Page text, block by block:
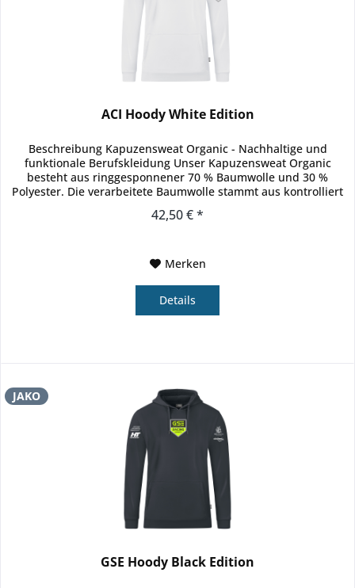
ACI Hoody White Edition
Beschreibung Kapuzensweat Organic - Nachhaltige und
funktionale Berufskleidung Unser Kapuzensweat Organic
besteht aus ringgesponnener 70 % Baumwolle und 30 %
Polyester. Die verarbeitete Baumwolle stammt aus kontrolliert
42,50 € *
Merken
Details
JAKO
GSE Hoody Black Edition